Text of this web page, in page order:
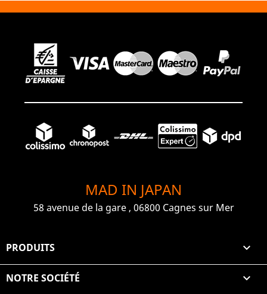
MAD IN JAPAN
58 avenue de la gare , 06800 Cagnes sur Mer
PRODUITS 
NOTRE SOCIÉTÉ 